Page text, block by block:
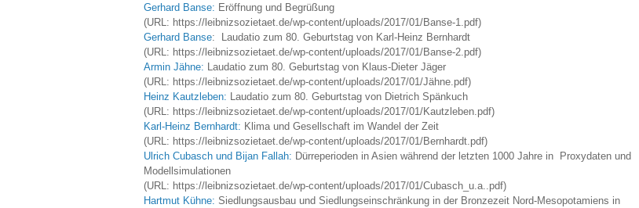
Gerhard Banse: Eröffnung und Begrüßung
(URL: https://leibnizsozietaet.de/wp-content/uploads/2017/01/Banse-1.pdf)
Gerhard Banse: Laudatio zum 80. Geburtstag von Karl-Heinz Bernhardt
(URL: https://leibnizsozietaet.de/wp-content/uploads/2017/01/Banse-2.pdf)
Armin Jähne: Laudatio zum 80. Geburtstag von Klaus-Dieter Jäger
(URL: https://leibnizsozietaet.de/wp-content/uploads/2017/01/Jähne.pdf)
Heinz Kautzleben: Laudatio zum 80. Geburtstag von Dietrich Spänkuch
(URL: https://leibnizsozietaet.de/wp-content/uploads/2017/01/Kautzleben.pdf)
Karl-Heinz Bernhardt: Klima und Gesellschaft im Wandel der Zeit
(URL: https://leibnizsozietaet.de/wp-content/uploads/2017/01/Bernhardt.pdf)
Ulrich Cubasch und Bijan Fallah: Dürreperioden in Asien während der letzten 1000 Jahre in Proxydaten und
Modellsimulationen
(URL: https://leibnizsozietaet.de/wp-content/uploads/2017/01/Cubasch_u.a..pdf)
Hartmut Kühne: Siedlungsausbau und Siedlungseinschränkung in der Bronzezeit Nord-Mesopotamiens in